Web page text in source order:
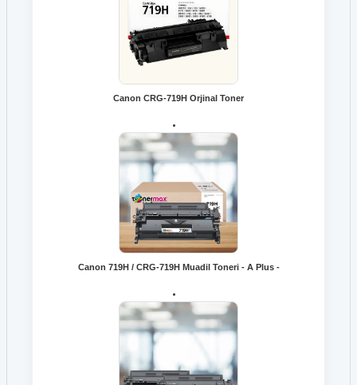
Canon CRG-719H Orjinal Toner
Canon 719H / CRG-719H Muadil Toneri - A Plus -